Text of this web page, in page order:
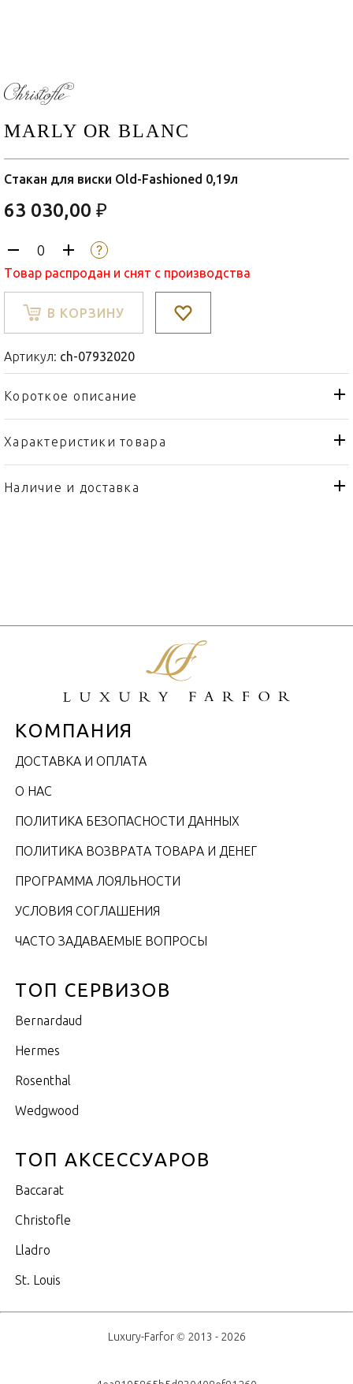
MARLY OR BLANC
Стакан для виски Old-Fashioned 0,19л
63 030,00 ₽
Товар распродан и снят с производства
В КОРЗИНУ
Артикул: ch-07932020
Короткое описание
Характеристики товара
Тип товара
Стакан
Бренд
Наличие и доставка
КОМПАНИЯ
ДОСТАВКА И ОПЛАТА
О НАС
ПОЛИТИКА БЕЗОПАСНОСТИ ДАННЫХ
ПОЛИТИКА ВОЗВРАТА ТОВАРА И ДЕНЕГ
ПРОГРАММА ЛОЯЛЬНОСТИ
УСЛОВИЯ СОГЛАШЕНИЯ
ЧАСТО ЗАДАВАЕМЫЕ ВОПРОСЫ
ТОП СЕРВИЗОВ
Bernardaud
Hermes
Rosenthal
Wedgwood
ТОП АКСЕССУАРОВ
Baccarat
Christofle
Lladro
St. Louis
Luxury-Farfor © 2013 - 2026